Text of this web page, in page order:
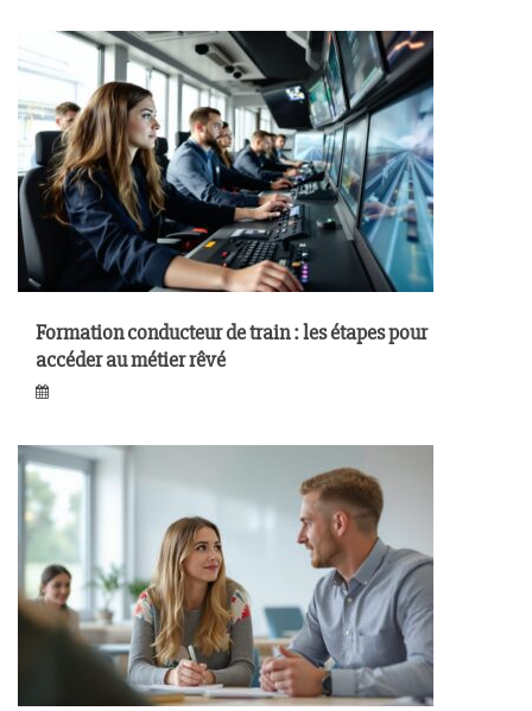
Formation conducteur de train : les étapes pour
accéder au métier rêvé